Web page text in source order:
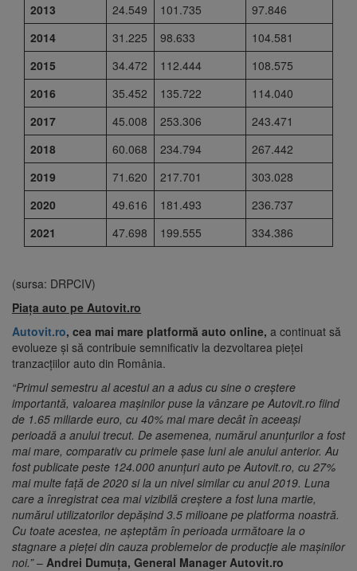
2013
24.549 101.735
97.846
2014
31.225 98.633
104.581
2015
34.472 112.444
108.575
2016
35.452 135.722
114.040
2017
45.008 253.306
243.471
2018
60.068 234.794
267.442
2019
71.620 217.701
303.028
2020
49.616 181.493
236.737
2021
47.698 199.555 334.386
(sursa: DRPCIV)
Piața auto pe Autovit.ro
Autovit.ro, cea mai mare platformă auto online, a continuat să
evolueze și să contribuie semnificativ la dezvoltarea pieței
tranzacțiilor auto din România.
“Primul semestru al acestui an a adus cu sine o creștere
importantă, valoarea mașinilor puse la vânzare pe Autovit.ro fiind
de 1.65 miliarde euro, cu 40% mai mare decât în aceeași
perioadă a anului trecut. De asemenea, numărul anunțurilor a fost
mai mare, comparativ cu primele șase luni ale anului anterior. Au
fost publicate peste 124.000 anunțuri auto pe Autovit.ro, cu 27%
mai multe față de 2020 si la un nivel similar cu anul 2019. Luna
care a înregistrat cea mai vizibilă creștere a fost luna martie,
numărul utilizatorilor depășind 3.5 milioane pe platforma noastră.
Cu toate acestea, ne așteptăm în perioada următoare la o
stagnare a pieței din cauza problemelor de producție ale mașinilor
noi.”– Andrei Dumuța, General Manager Autovit.ro